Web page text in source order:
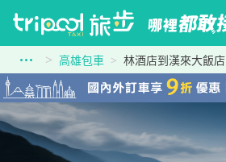
高雄包車 林酒店到漢來大飯店